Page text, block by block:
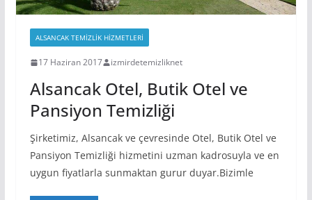
ALSANCAK TEMIZLIK HIZMETLERI
17 Haziran 2017 izmirdetemizliknet
Alsancak Otel, Butik Otel ve
Pansiyon Temizliği
Şirketimiz, Alsancak ve çevresinde Otel, Butik Otel ve
Pansiyon Temizliği hizmetini uzman kadrosuyla ve en
uygun fiyatlarla sunmaktan gurur duyar.Bizimle